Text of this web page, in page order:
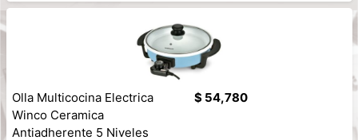
Olla Multicocina Electrica
Winco Ceramica
Antiadherente 5 Niveles
$ 54,780